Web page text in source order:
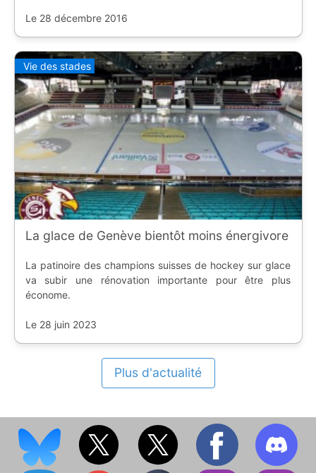
Le 28 décembre 2016
Vie des stades
La glace de Genève bientôt moins énergivore
La patinoire des champions suisses de hockey sur glace
va subir une rénovation importante pour être plus
économe.
Le 28 juin 2023
Plus d'actualité